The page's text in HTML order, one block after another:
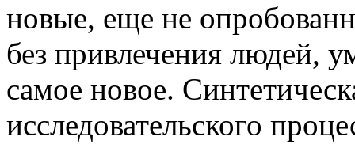
новые, еще не
без привлечения людей,
самое новое.
исследовательского